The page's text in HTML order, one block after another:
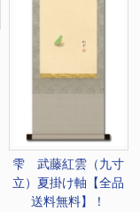
雫 武藤紅雲（九寸
立）夏掛け軸【全品
送料無料】！